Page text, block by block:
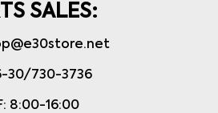
SALES:
30/730-3736
8:00-16:00